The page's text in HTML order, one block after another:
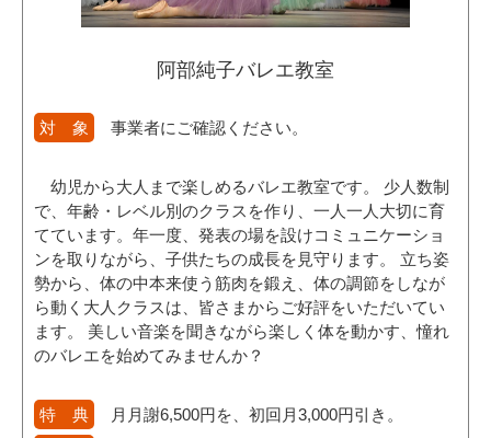
阿部純子バレエ教室
対 象 事業者にご確認ください。
幼児から大人まで楽しめるバレエ教室です。 少人数制
で、年齢・レベル別のクラスを作り、一人一人大切に育
てています。年一度、発表の場を設けコミュニケーショ
ンを取りながら、子供たちの成長を見守ります。 立ち姿
勢から、体の中本来使う筋肉を鍛え、体の調節をしなが
ら動く大人クラスは、皆さまからご好評をいただいてい
ます。 美しい音楽を聞きながら楽しく体を動かす、憧れ
のバレエを始めてみませんか？
特 典
月月謝6,500円を、初回月3,000円引き。